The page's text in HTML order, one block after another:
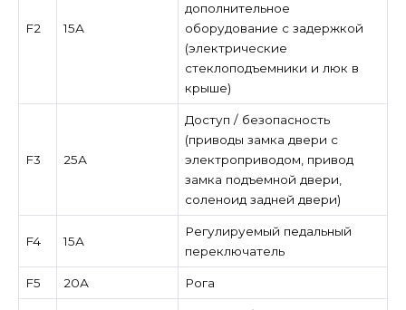
F2 15А
дополнительное
оборудование с задержкой
(электрические
стеклоподъемники и люк в
крыше)
F3 25А
Доступ / безопасность
(приводы замка двери с
электроприводом, привод
замка подъемной двери,
соленоид задней двери)
F4 15А
Регулируемый педальный
переключатель
F5 20А Рога